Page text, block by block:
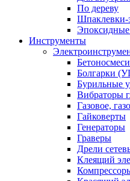
По дереву
Шпаклевки-
Инструменты
Болгарки
Бурильные
Вибраторы
Газовое,
Гайковерты
Генераторы
Граверы
Дрели
Клеящий